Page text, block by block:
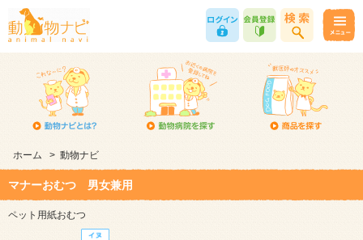
ホーム > 動物ナビ
マナーおむつ 男女兼用
ペット用紙おむつ